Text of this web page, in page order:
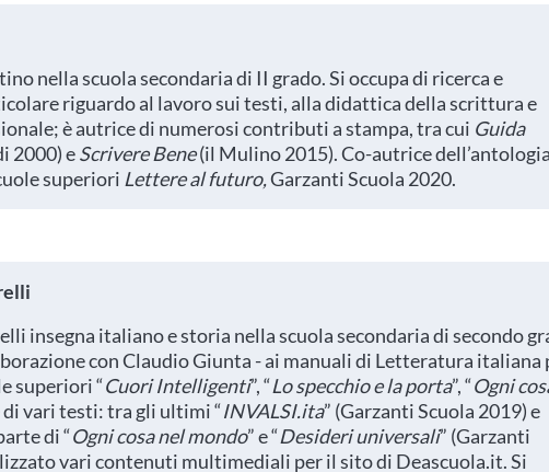
nella scuola secondaria di II grado. Si occupa di ricerca e
riguardo al lavoro sui testi, alla didattica della scrittura e
è autrice di numerosi contributi a stampa, tra cui Guida
2000) eScrivere Bene(il Mulino 2015). Co-autrice
superiori Lettere al futuro,Garzanti Scuola 2020.
insegna italiano e storia nella scuola secondaria di secondo
con Claudio Giunta - ai manuali di Letteratura italiana
superiori “Cuori Intelligenti”, “Lo specchio e la porta”, “Ogni
di vari testi: tra gli ultimi “INVALSI.ita” (Garzanti Scuola 2019) e
di “Ogni cosa nel mondo” e “Desideri universali” (Garzanti
vari contenuti multimediali per il sito di Deascuola.it. Si